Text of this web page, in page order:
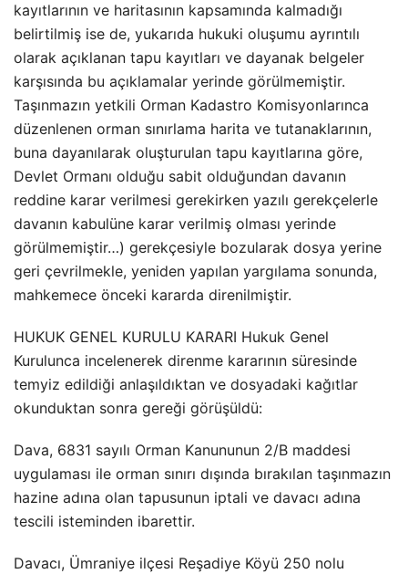
kayıtlarının ve haritasının kapsamında kalmadığı
belirtilmiş ise de, yukarıda hukuki oluşumu ayrıntılı
olarak açıklanan tapu kayıtları ve dayanak belgeler
karşısında bu açıklamalar yerinde görülmemiştir.
Taşınmazın yetkili Orman Kadastro Komisyonlarınca
düzenlenen orman sınırlama harita ve tutanaklarının,
buna dayanılarak oluşturulan tapu kayıtlarına göre,
Devlet Ormanı olduğu sabit olduğundan davanın
reddine karar verilmesi gerekirken yazılı gerekçelerle
davanın kabulüne karar verilmiş olması yerinde
görülmemiştir…) gerekçesiyle bozularak dosya yerine
geri çevrilmekle, yeniden yapılan yargılama sonunda,
mahkemece önceki kararda direnilmiştir.
HUKUK GENEL KURULU KARARI Hukuk Genel
Kurulunca incelenerek direnme kararının süresinde
temyiz edildiği anlaşıldıktan ve dosyadaki kağıtlar
okunduktan sonra gereği görüşüldü:
Dava, 6831 sayılı Orman Kanununun 2/B maddesi
uygulaması ile orman sınırı dışında bırakılan taşınmazın
hazine adına olan tapusunun iptali ve davacı adına
tescili isteminden ibarettir.
Davacı, Ümraniye ilçesi Reşadiye Köyü 250 nolu